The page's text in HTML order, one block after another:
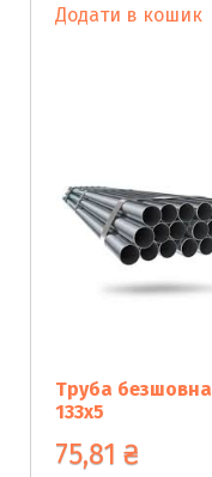
Додати в кошик
Труба безшовна
133х5
75,81 ₴